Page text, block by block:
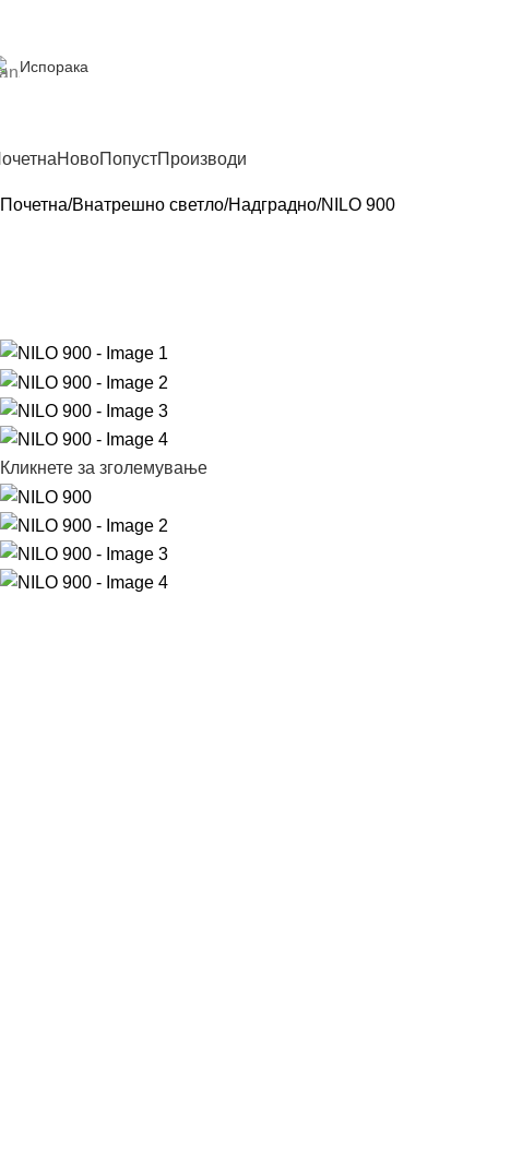
Испорака
НовоПопустПроизводи
Почетна Внатрешно светло Надградно NILO 900
Кликнете за зголемување